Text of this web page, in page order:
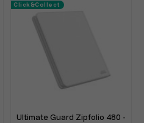
Click&Collect
Ultimate Guard Zipfolio 480 -